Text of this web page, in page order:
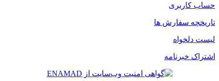
حساب کاربری
تاریخچه سفارش ها
لیست دلخواه
اشتراک خبرنامه